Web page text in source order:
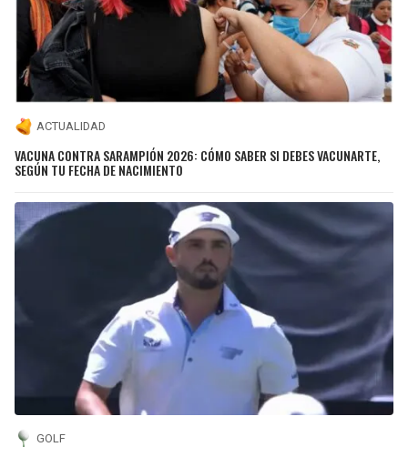
ACTUALIDAD
VACUNA CONTRA SARAMPIÓN 2026: CÓMO SABER SI DEBES VACUNARTE,
SEGÚN TU FECHA DE NACIMIENTO
GOLF